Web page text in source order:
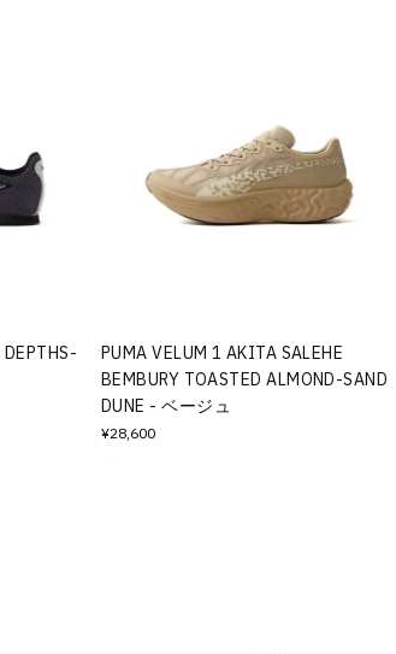
PUMA VELUM 1 AKITA SALEHE
BEMBURY TOASTED ALMOND-SAND
DUNE - ベージュ
¥28,600